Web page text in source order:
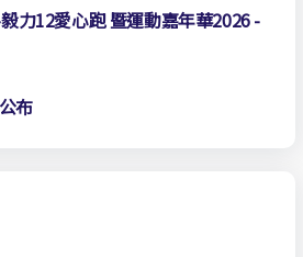
力12愛心跑 暨運動嘉年華2026 -
布